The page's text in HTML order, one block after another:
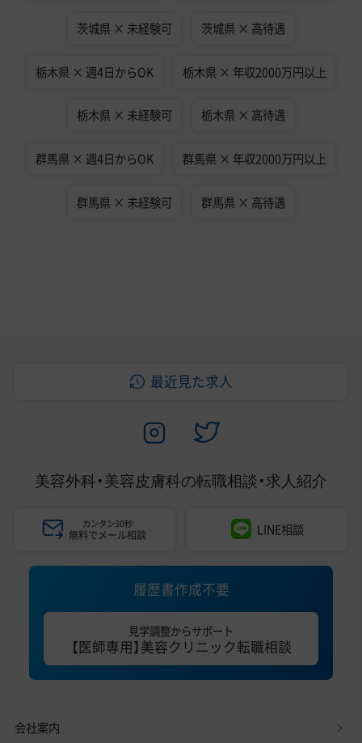
茨城県 × 未経験可 茨城県 × 高待遇
栃木県 × 週4日からOK 栃木県 × 年収2000万円以上
栃木県 × 未経験可 栃木県 × 高待遇
群馬県 × 週4日からOK 群馬県 × 年収2000万円以上
群馬県 × 未経験可 群馬県 × 高待遇
最近見た求人
美容外科・美容皮膚科の転職相談・求人紹介
カンタン30秒
無料でメール相談 LINE相談
履歴書作成不要
見学調整からサポート
【医師専用】美容クリニック転職相談
会社案内